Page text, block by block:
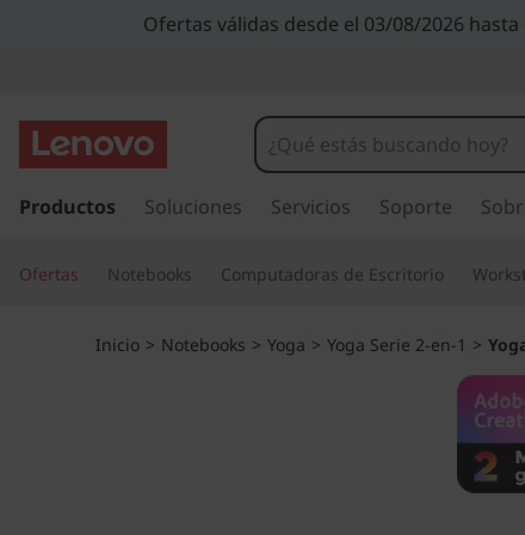
Ofertas válidas desde el 03/08/2026
r
c
Productos Soluciones Servicios Soporte
Ofertas Notebooks Computadoras de Escritorio
Inicio > Notebooks > Yoga > Yoga Serie 2-en-1 >